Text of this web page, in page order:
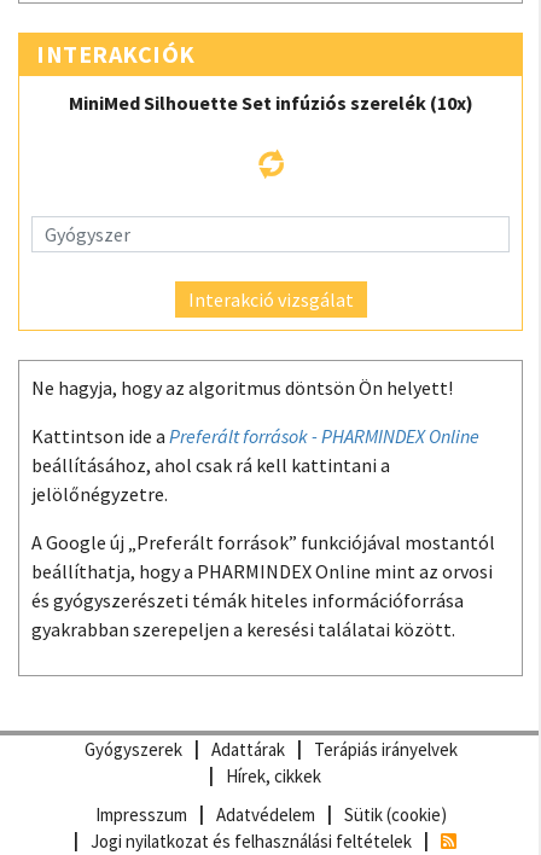
INTERAKCIÓK
MiniMed Silhouette Set infúziós szerelék (10x)
Interakció vizsgálat
Ne hagyja, hogy az algoritmus döntsön Ön helyett!
Kattintson ide a Preferált források - PHARMINDEX Online
beállításához, ahol csak rá kell kattintani a
jelölőnégyzetre.
A Google új „Preferált források” funkciójával mostantól
beállíthatja, hogy a PHARMINDEX Online mint az orvosi
és gyógyszerészeti témák hiteles információforrása
gyakrabban szerepeljen a keresési találatai között.
Gyógyszerek Adattárak
Terápiás irányelvek
Hírek, cikkek
Impresszum
Adatvédelem
Sütik (cookie)
Jogi nyilatkozat és felhasználási feltételek